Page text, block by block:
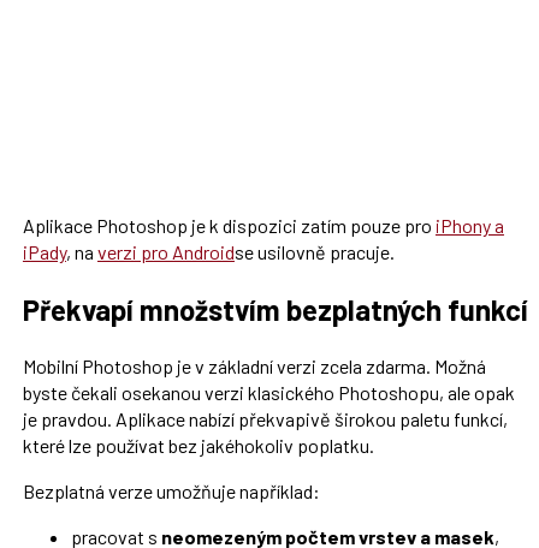
Aplikace Photoshop je k dispozici zatím pouze pro iPhony a
iPady, na verzi pro Androidse usilovně pracuje.
Překvapí množstvím bezplatných funkcí
Mobilní Photoshop je v základní verzi zcela zdarma. Možná
byste čekali osekanou verzi klasického Photoshopu, ale opak
je pravdou. Aplikace nabízí překvapivě širokou paletu funkcí,
které lze používat bez jakéhokoliv poplatku.
Bezplatná verze umožňuje například:
pracovat s neomezeným počtem vrstev a masek,